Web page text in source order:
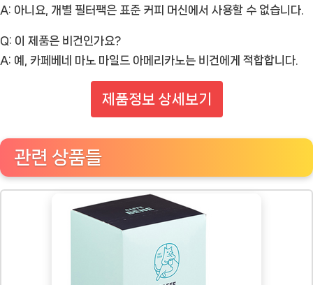
A: 아니요, 개별 필터팩은 표준 커피 머신에서 사용할 수 없습니다.
Q: 이 제품은 비건인가요?
A: 예, 카페베네 마노 마일드 아메리카노는 비건에게 적합합니다.
제품정보 상세보기
관련 상품들